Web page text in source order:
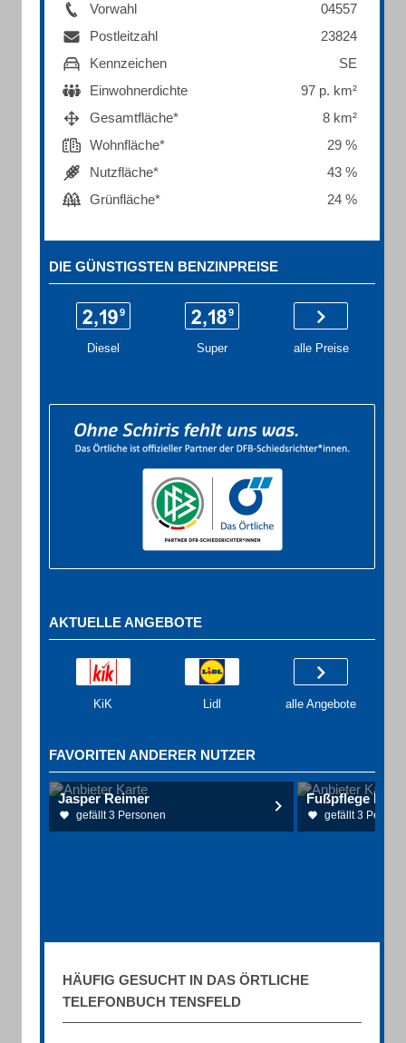
Vorwahl
04557
Postleitzahl
23824
Kennzeichen
SE
Einwohnerdichte
97 p. km²
Gesamtfläche*
8 km²
Wohnfläche*
29 %
Nutzfläche*
43 %
Grünfläche*
24 %
DIE GÜNSTIGSTEN BENZINPREISE
Diesel Super alle Preise
AKTUELLE ANGEBOTE
KiK Lidl alle Angebote
FAVORITEN ANDERER NUTZER
Jasper Reimer
gefällt 3 Personen
Fußpflege
gefällt 3
HÄUFIG GESUCHT IN DAS ÖRTLICHE
TELEFONBUCH TENSFELD